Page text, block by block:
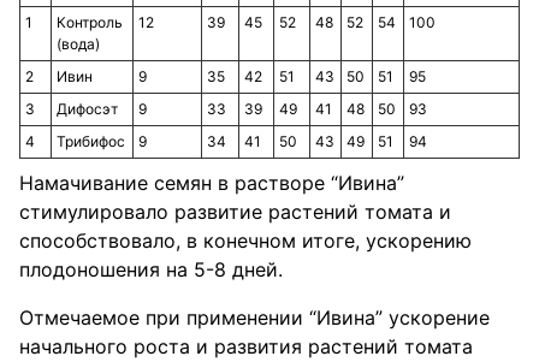
1
Контроль
(вода)
12 39 45 52 48 52 54 100
2 Ивин 9 35 42 51 43 50 51
95
3
Дифосэт 9 33 39 49 41 48 50
93
4
Трибифос 9 34 41 50 43 49 51 94
Намачивание семян в растворе “Ивина”
стимулировало развитие растений томата и
способствовало, в конечном итоге, ускорению
плодоношения на 5-8 дней.
Отмечаемое при применении “Ивина” ускорение
начального роста и развития растений томата